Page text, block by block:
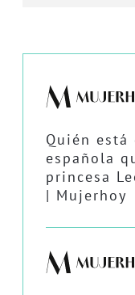
Quién
española
princesa
| Mujerhoy